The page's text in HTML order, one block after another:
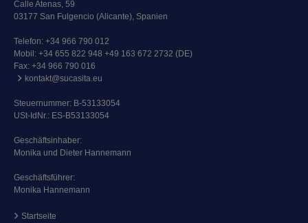
Calle Atenas, 59
03177 San Fulgencio (Alicante), Spanien
Telefon: +34 966 790 012
Mobil: +34 655 822 948 +49 163 672 2732 (DE)
Fax: +34 966 790 016
kontakt@sucasita.eu
Steuernummer: B-53133054
USt-IdNr.: ES-B53133054
Geschäftsinhaber:
Monika und Dieter Hannemann
Geschäftsführer:
Monika Hannemann
Startseite